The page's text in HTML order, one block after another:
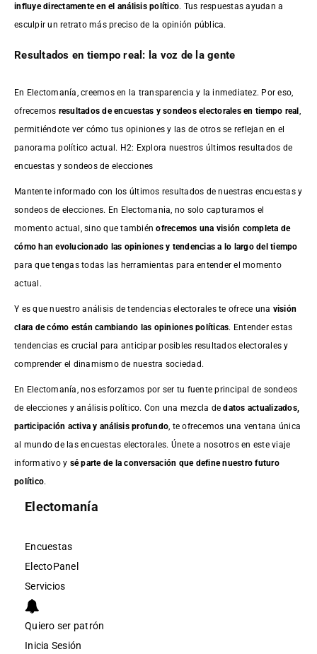
influye directamente en el análisis político. Tus respuestas ayudan a
esculpir un retrato más preciso de la opinión pública.
Resultados en tiempo real: la voz de la gente
En Electomanía, creemos en la transparencia y la inmediatez. Por eso,
ofrecemos resultados deencuestas y sondeos electorales en tiempo real
permitiéndote ver cómo tus opiniones y las de otros se reflejan en el
panorama político actual. H2: Explora nuestros últimos resultados de
encuestas y sondeos de elecciones
Mantente informado con los últimos resultados de nuestras encuestasy
sondeos de elecciones. En Electomania, no solo capturamos el
momento actual, sino que tambiénofrecemos una visión completa de
cómo han evolucionado las opiniones y tendencias a lo largo del tiempo
para que tengas todas las herramientas para entender el momento
actual.
Y es que nuestro análisis de tendencias electorales te ofrece una visión
clara de cómo están cambiando las opiniones políticas. Entender estas
tendencias es crucial para anticipar posibles resultados electorales y
comprender el dinamismo de nuestra sociedad.
En Electomanía, nos esforzamos por ser tu fuente principal de sondeos
de elecciones y análisis político. Con una mezcla dedatos actualizados,
participación activa y análisis profundo , te ofrecemos una ventana única
al mundo de las encuestas electorales. Únete a nosotros en este viaje
informativo y sé parte de la conversación que define nuestro futuro
político.
Electomanía
Encuestas
ElectoPanel
Servicios
Quiero ser patrón
Inicia Sesión